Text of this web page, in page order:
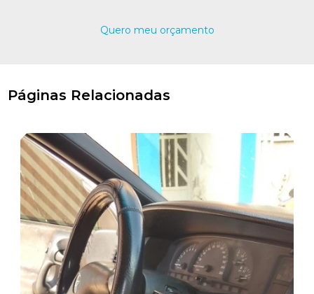
Quero meu orçamento
Páginas Relacionadas